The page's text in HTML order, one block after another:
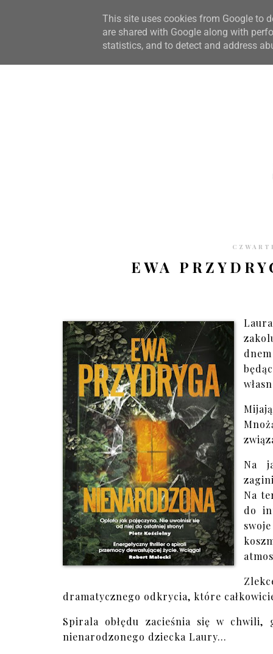
STRONA GŁÓWNA WSPÓŁPRACA RECENZJE O
EWA
Na
Na
do
dramatycznego odkrycia, które
Spirala obłędu zacieśnia się w chwili,
nienarodzonego dziecka Laury…
This site uses cookies from Google to
are shared with Google along with
statistics, and to detect and address